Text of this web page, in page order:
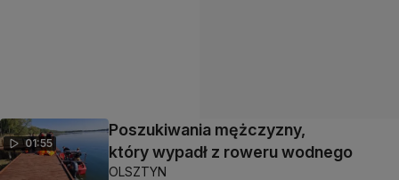
01:55
Poszukiwania mężczyzny,
który wypadł z roweru wodnego
OLSZTYN